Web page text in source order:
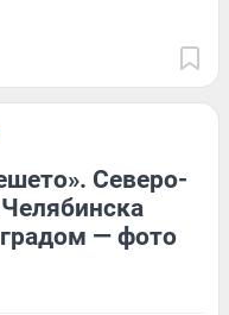
Северо-
— фото